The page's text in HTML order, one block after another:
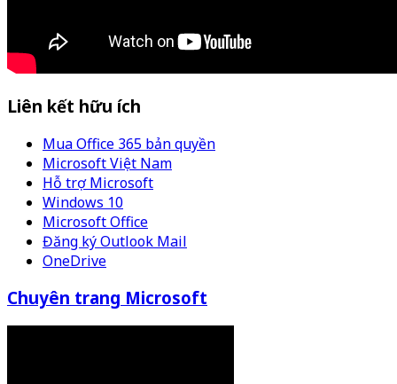
Liên kết hữu ích
Mua Office 365 bản quyền
Microsoft Việt Nam
Hỗ trợ Microsoft
Windows 10
Microsoft Office
Đăng ký Outlook Mail
OneDrive
Chuyên trang Microsoft